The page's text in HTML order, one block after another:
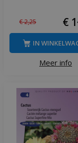
€2,25 € 1 ,
Meer info
IN